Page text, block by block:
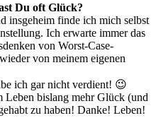
Du oft Glück?
insgeheim finde ich mich selbst
Ich erwarte immer das
von Worst-Case-
von meinem eigenen
ich gar nicht verdient! 😉
Leben bislang mehr Glück (und
zu haben! Danke! Leben!